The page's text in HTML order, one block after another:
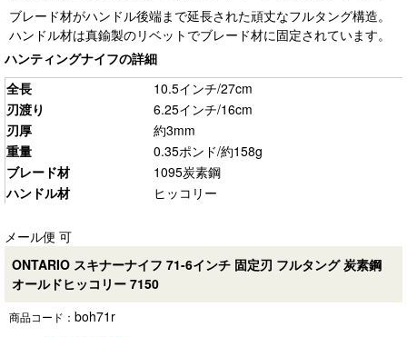
ブレード材がハンドル後端まで延長された頑丈なフルタング構造。
ハンドル材は真鍮製のリベットでブレード材に固定されています。
ハンティングナイフの詳細
全長
10.5インチ/27cm
刃渡り
6.25インチ/16cm
刃厚
約3mm
重量
0.35ポンド/約158g
ブレード材
1095炭素鋼
ハンドル材
ヒッコリー
メール便 可
ONTARIO スキナーナイフ 71-6インチ 固定刃 フルタング 炭素鋼
オールドヒッコリー 7150
商品コード： boh71r